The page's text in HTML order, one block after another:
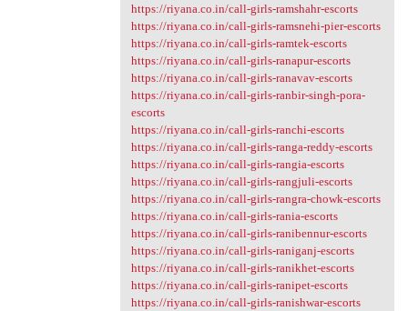
https://riyana.co.in/call-girls-ramshahr-escorts
https://riyana.co.in/call-girls-ramsnehi-pier-escorts
https://riyana.co.in/call-girls-ramtek-escorts
https://riyana.co.in/call-girls-ranapur-escorts
https://riyana.co.in/call-girls-ranavav-escorts
https://riyana.co.in/call-girls-ranbir-singh-pora-
escorts
https://riyana.co.in/call-girls-ranchi-escorts
https://riyana.co.in/call-girls-ranga-reddy-escorts
https://riyana.co.in/call-girls-rangia-escorts
https://riyana.co.in/call-girls-rangjuli-escorts
https://riyana.co.in/call-girls-rangra-chowk-escorts
https://riyana.co.in/call-girls-rania-escorts
https://riyana.co.in/call-girls-ranibennur-escorts
https://riyana.co.in/call-girls-raniganj-escorts
https://riyana.co.in/call-girls-ranikhet-escorts
https://riyana.co.in/call-girls-ranipet-escorts
https://riyana.co.in/call-girls-ranishwar-escorts